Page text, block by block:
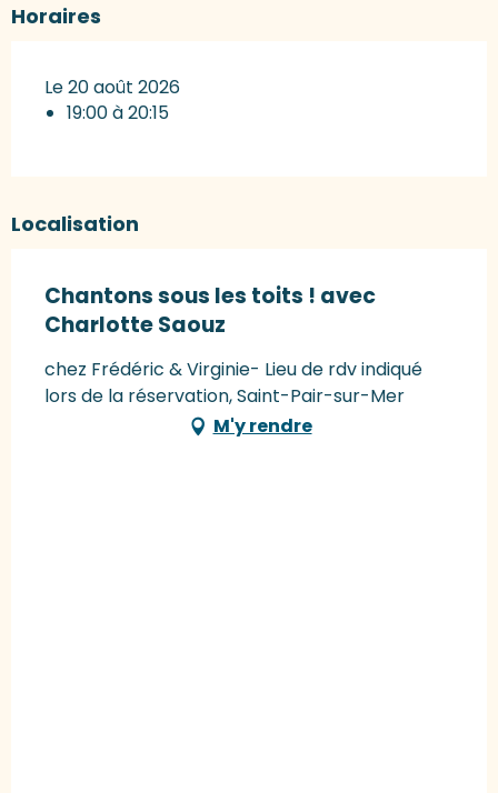
Horaires
Le 20 août 2026
19:00 à 20:15
Localisation
Chantons sous les toits ! avec
Charlotte Saouz
chez Frédéric & Virginie- Lieu de rdv indiqué
lors de la réservation, Saint-Pair-sur-Mer
M'y rendre